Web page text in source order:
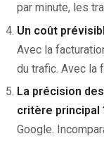
par minute, les
Un coût
Avec la
du trafic. Avec la
La précision
critère principal
Google.